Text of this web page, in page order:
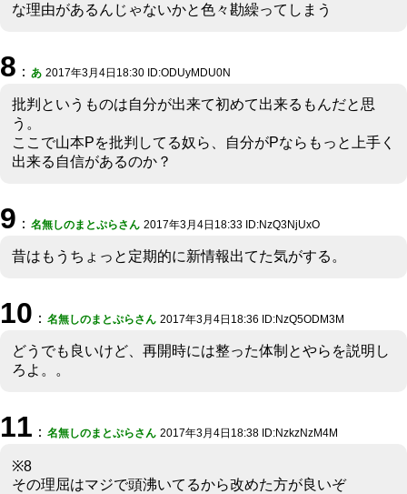
な理由があるんじゃないかと色々勘繰ってしまう
8 ： あ 2017年3月4日18:30 ID:ODUyMDU0N
批判というものは自分が出来て初めて出来るもんだと思
う。
ここで山本Pを批判してる奴ら、自分がPならもっと上手く
出来る自信があるのか？
9 ： 名無しのまとぷらさん 2017年3月4日18:33 ID:NzQ3NjUxO
昔はもうちょっと定期的に新情報出てた気がする。
10 ： 名無しのまとぷらさん 2017年3月4日18:36 ID:NzQ5ODM3M
どうでも良いけど、再開時には整った体制とやらを説明し
ろよ。。
11 ： 名無しのまとぷらさん 2017年3月4日18:38 ID:NzkzNzM4M
※8
その理屈はマジで頭沸いてるから改めた方が良いぞ